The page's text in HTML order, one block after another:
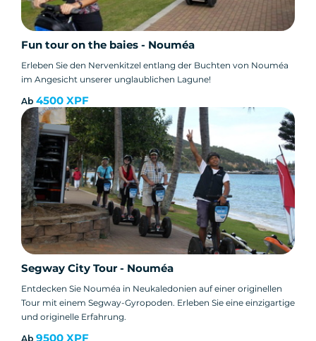
Fun tour on the baies - Nouméa
Erleben Sie den Nervenkitzel entlang der Buchten von Nouméa
im Angesicht unserer unglaublichen Lagune!
Ab 4500 XPF
Segway City Tour - Nouméa
Entdecken Sie Nouméa in Neukaledonien auf einer originellen
Tour mit einem Segway-Gyropoden. Erleben Sie eine einzigartige
und originelle Erfahrung.
Ab 9500 XPF